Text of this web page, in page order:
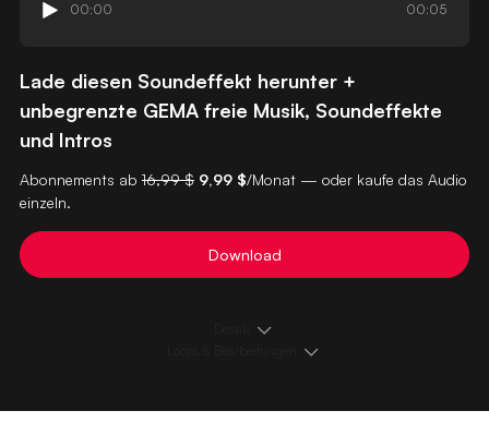
00:00 00:05
Lade diesen Soundeffekt herunter +
unbegrenzte GEMA freie Musik, Soundeffekte
und Intros
Abonnements ab 16,99 $ 9,99 $/Monat — oder kaufe das Audio
einzeln.
Download